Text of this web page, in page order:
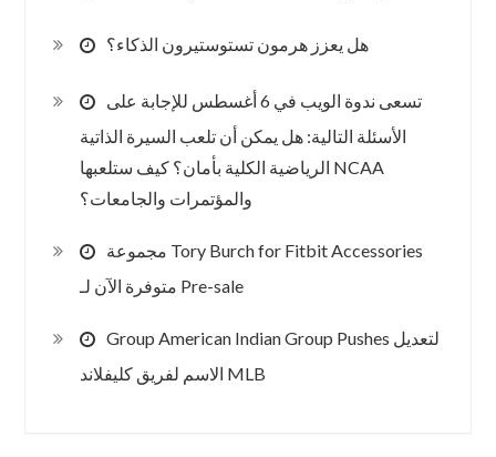
هل يعزز هرمون تستوستيرون الذكاء؟
تسعى ندوة الويب في 6 أغسطس للإجابة على
الأسئلة التالية: هل يمكن أن تلعب السيرة الذاتية
الرياضية الكلية بأمان؟ كيف ستلعبها NCAA
والمؤتمرات والجامعات؟
مجموعة Tory Burch for Fitbit Accessories
متوفرة الآن لـ Pre-sale
Group American Indian Group Pushes لتعديل
الاسم لفريق كليفلاند MLB